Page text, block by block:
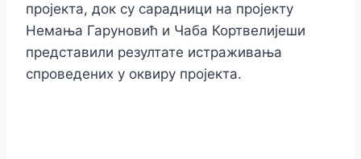
пројекта, док су сарадници на пројекту
Немања Гаруновић и Чаба Кортвелијеши
представили резултате истраживања
спроведених у оквиру пројекта.